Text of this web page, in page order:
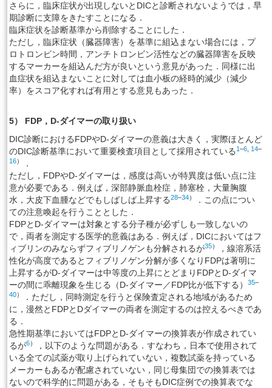
さらに，臨床症状が出現しないとDICと診断されないようでは，早
期診断に支障をきたすことになる．
臨床症状を診断基準から削除することにした．
ただし，臨床症状（臓器障害）を基準に組込まない場合には，プ
ロトロンビン時間，アンチトロンビン活性などの臓器障害を反映
するマーカーを組込んだ方が良いという意見があった．同様に出
血症状を組込まないことに対しては血小板の経時的減少（減少
率）をスコア化すれば有用とする意見もあった．
5） FDP，D-ダイマーの取り扱い
DIC診断におけるFDPやD-ダイマーの意義は大きく，実際ほとんど
のDIC診断基準において重要検査項目として採用されている 1–6 14–
16）
．
ただし，FDPやD-ダイマーは，感度は高いが特異度は低い点に注
意が必要である．例えば，深部静脈血栓症，肺塞栓，大量胸腹
水，大皮下血腫などでもしばしば上昇する28–34）
．この点につい
ての注意喚起を行うこととした．
FDPとD-ダイマーは対象とする分子種が必ずしも一致しないの
で，両者を測定する医学的意義はある．例えば，DICにおいてはフ
ィブリンのみならずフィブリノゲンも分解されるが35）
，線溶系活
性化が高度であるとフィブリノゲン分解が多くなりFDPは著明に
上昇するがD-ダイマーは中等度の上昇にとどまりFDPとD-ダイマ
ーの間に乖離現象を生じる（D-ダイマー／FDP比が低下する）
35–
40）
．ただし，同時測定を行うと保険査定される地域があるため
に，漫然とFDPとDダイマーの両者を測定するのは控えるべきであ
る．
急性期基準においてはFDPとD-ダイマーの換算表が作成されてい
るが6）
，以下のような問題がある．すなわち，日本で使用されて
いる全ての試薬が取り上げられていない，複数試薬を持っている
メーカーもあるが配慮されていない，同じ母集団での換算表では
ないので科学的に問題がある，そもそもDIC症例での換算表でな